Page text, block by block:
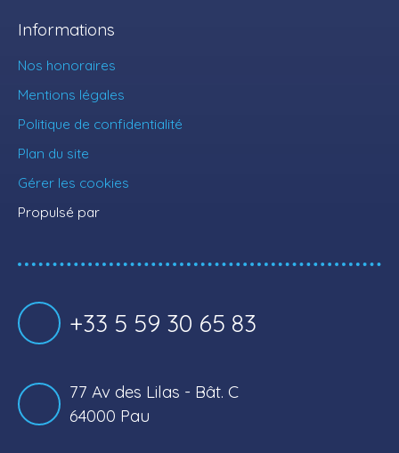
Informations
Nos honoraires
Mentions légales
Politique de confidentialité
Plan du site
Gérer les cookies
Propulsé par
+33 5 59 30 65 83
77 Av des Lilas - Bât. C
64000 Pau